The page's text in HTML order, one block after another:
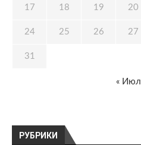
РУБРИКИ
17 18 19 20
24 25 26 27
31
« Июл